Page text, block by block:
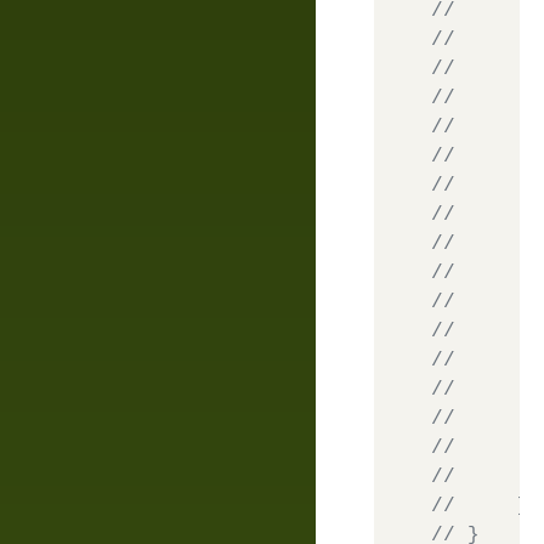
//
//
//
//
//
//
//
//
//
//
//
//
//
//
//
//
//
//     ]
// }